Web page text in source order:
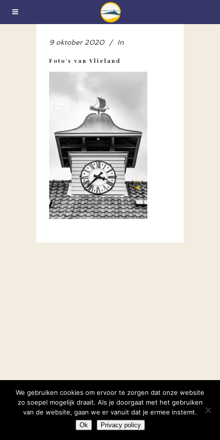
9 oktober 2020 In
Foto’s van Vlieland
We gebruiken cookies om ervoor te zorgen dat onze website
zo soepel mogelijk draait. Als je doorgaat met het gebruiken
van de website, gaan we er vanuit dat je ermee instemt.
Ok Privacy policy